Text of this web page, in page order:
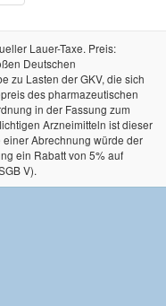
Lauer-Taxe. Preis:
Deutschen
zu Lasten der GKV, die sich
des pharmazeutischen
in der Fassung zum
Arzneimitteln ist dieser
Abrechnung würde der
ein Rabatt von 5% auf
V).